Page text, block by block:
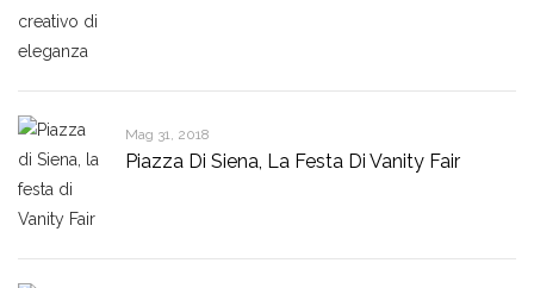
Mag 31, 2018
Piazza Di Siena, La Festa Di Vanity Fair